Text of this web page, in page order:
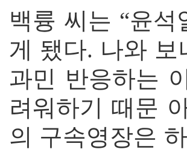
백륭 씨는 “윤
게 됐다. 나와
과민 반응하는
려워하기 때문
의 구속영장은